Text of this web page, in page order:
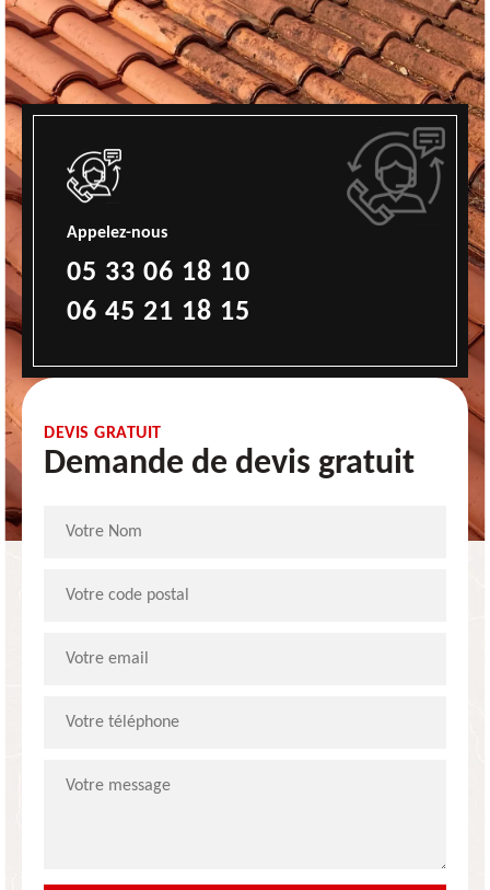
Appelez-nous
05 33 06 18 10
06 45 21 18 15
DEVIS GRATUIT
Demande de devis gratuit